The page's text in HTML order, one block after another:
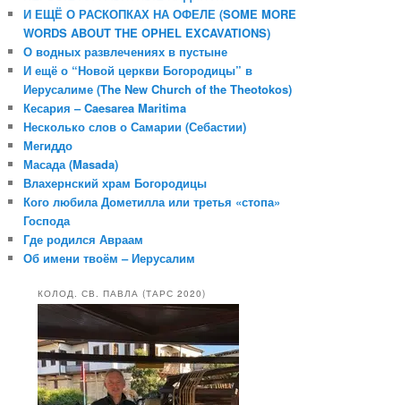
И ЕЩЁ О РАСКОПКАХ НА ОФЕЛЕ (SOME MORE
WORDS ABOUT THE OPHEL EXCAVATIONS)
О водных развлечениях в пустыне
И ещё о “Новой церкви Богородицы” в
Иерусалиме (The New Church of the Theotokos)
Кесария – Caesarea Maritima
Несколько слов о Самарии (Себастии)
Мегиддо
Масада (Masada)
Влахернский храм Богородицы
Кого любила Дометилла или третья «стопа»
Господа
Где родился Авраам
Об имени твоём – Иерусалим
КОЛОД. СВ. ПАВЛА (ТАРС 2020)